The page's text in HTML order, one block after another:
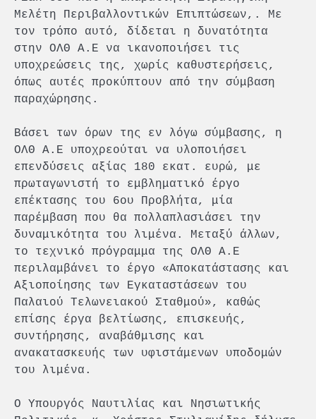
Μελέτη Περιβαλλοντικών Επιπτώσεων,. Με
τον τρόπο αυτό, δίδεται η δυνατότητα
στην ΟΛΘ Α.Ε να ικανοποιήσει τις
υποχρεώσεις της, χωρίς καθυστερήσεις,
όπως αυτές προκύπτουν από την σύμβαση
παραχώρησης.
Βάσει των όρων της εν λόγω σύμβασης, η
ΟΛΘ Α.Ε υποχρεούται να υλοποιήσει
επενδύσεις αξίας 180 εκατ. ευρώ, με
πρωταγωνιστή το εμβληματικό έργο
επέκτασης του 6ου Προβλήτα, μία
παρέμβαση που θα πολλαπλασιάσει την
δυναμικότητα του λιμένα. Μεταξύ άλλων,
το τεχνικό πρόγραμμα της ΟΛΘ Α.Ε
περιλαμβάνει το έργο «Αποκατάστασης και
Αξιοποίησης των Εγκαταστάσεων του
Παλαιού Τελωνειακού Σταθμού», καθώς
επίσης έργα βελτίωσης, επισκευής,
συντήρησης, αναβάθμισης και
ανακατασκευής των υφιστάμενων υποδομών
του λιμένα.
Ο Υπουργός Ναυτιλίας και Νησιωτικής